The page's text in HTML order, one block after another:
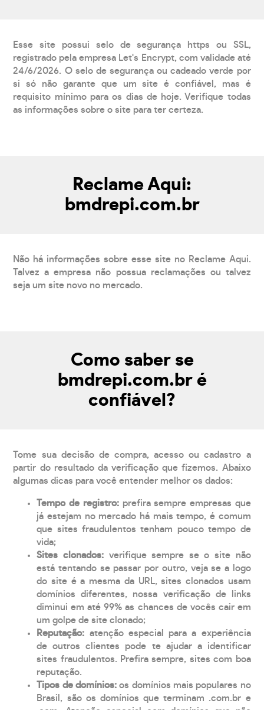
Esse site possui selo de segurança https ou SSL,
registrado pela empresa Let's Encrypt, com validade até
24/6/2026. O selo de segurança ou cadeado verde por
si só não garante que um site é confiável, mas é
requisito mínimo para os dias de hoje. Verifique todas
as informações sobre o site para ter certeza.
Reclame Aqui:
bmdrepi.com.br
Não há informações sobre esse site no Reclame Aqui.
Talvez a empresa não possua reclamações ou talvez
seja um site novo no mercado.
Como saber se
bmdrepi.com.br é
confiável?
Tome sua decisão de compra, acesso ou cadastro a
partir do resultado da verificação que fizemos. Abaixo
algumas dicas para você entender melhor os dados:
Tempo de registro: prefira sempre empresas que
já estejam no mercado há mais tempo, é comum
que sites fraudulentos tenham pouco tempo de
vida;
Sites clonados: verifique sempre se o site não
está tentando se passar por outro, veja se a logo
do site é a mesma da URL, sites clonados usam
domínios diferentes, nossa verificação de links
diminui em até 99% as chances de vocês cair em
um golpe de site clonado;
Reputação: atenção especial para a experiência
de outros clientes pode te ajudar a identificar
sites fraudulentos. Prefira sempre, sites com boa
reputação.
Tipos de domínios:os domínios mais populares no
Brasil, são os domínios que terminam .com.br e